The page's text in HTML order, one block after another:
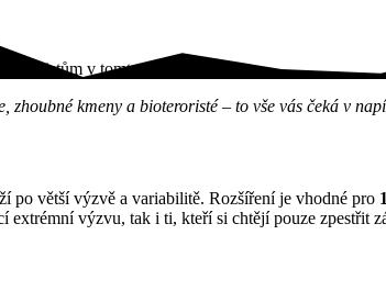
v tomto…
zhoubné kmeny a bioteroristé – to vše vás čeká v
po větší výzvě a variabilitě. Rozšíření je vhodné pro
výzvu, tak i ti, kteří si chtějí pouze zpestřit